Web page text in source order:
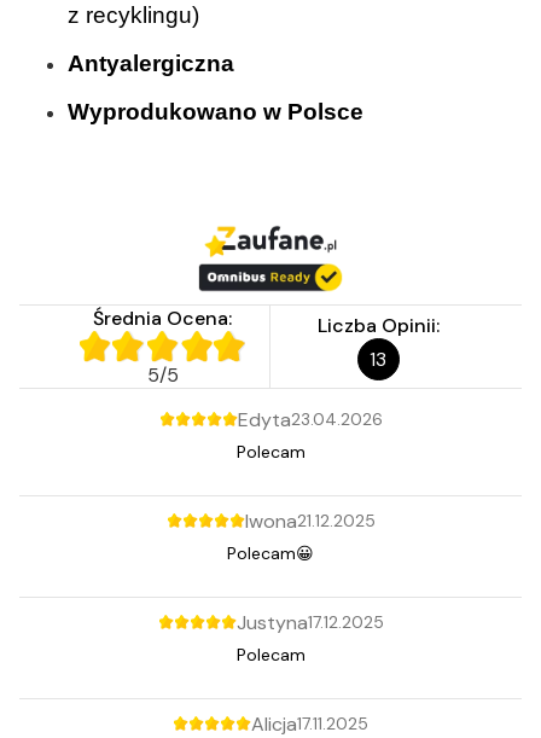
z recyklingu)
Antyalergiczna
Wyprodukowano w Polsce
Średnia Ocena:
5/5
Liczba Opinii:
13
Edyta23.04.2026
Polecam
Iwona21.12.2025
Polecam😀
Justyna17.12.2025
Polecam
Alicja17.11.2025